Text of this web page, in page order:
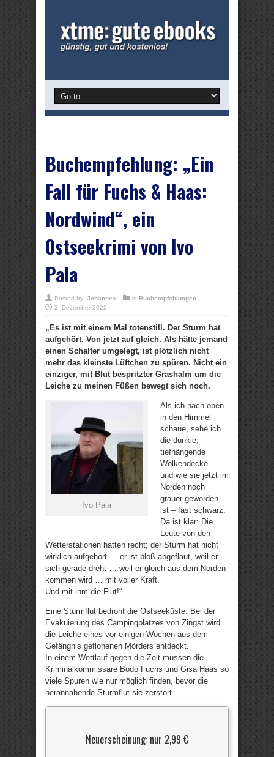
Buchempfehlung: „Ein
Fall für Fuchs & Haas:
Nordwind“, ein
Ostseekrimi von Ivo
Pala
Posted by: Johannes in Buchempfehlungen
2. Dezember 2022
„Es ist mit einem Mal totenstill. Der Sturm hat
aufgehört. Von jetzt auf gleich. Als hätte jemand
einen Schalter umgelegt, ist plötzlich nicht
mehr das kleinste Lüftchen zu spüren. Nicht ein
einziger, mit Blut bespritzter Grashalm um die
Leiche zu meinen Füßen bewegt sich noch.
Ivo Pala
Als ich nach oben
in den Himmel
schaue, sehe ich
die dunkle,
tiefhängende
Wolkendecke …
und wie sie jetzt im
Norden noch
grauer geworden
ist – fast schwarz.
Da ist klar: Die
Leute von den
Wetterstationen hatten recht; der Sturm hat nicht
wirklich aufgehört … er ist bloß abgeflaut, weil er
sich gerade dreht … weil er gleich aus dem Norden
kommen wird … mit voller Kraft.
Und mit ihm die Flut!“
Eine Sturmflut bedroht die Ostseeküste. Bei der
Evakuierung des Campingplatzes von Zingst wird
die Leiche eines vor einigen Wochen aus dem
Gefängnis geflohenen Mörders entdeckt.
In einem Wettlauf gegen die Zeit müssen die
Kriminalkommissare Bodo Fuchs und Gisa Haas so
viele Spuren wie nur möglich finden, bevor die
herannahende Sturmflut sie zerstört.
Neuerscheinung: nur 2,99 €